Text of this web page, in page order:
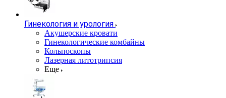
Гинекология и урология
Акушерские кровати
Гинекологические комбайны
Кольпоскопы
Лазерная литотрипсия
Еще